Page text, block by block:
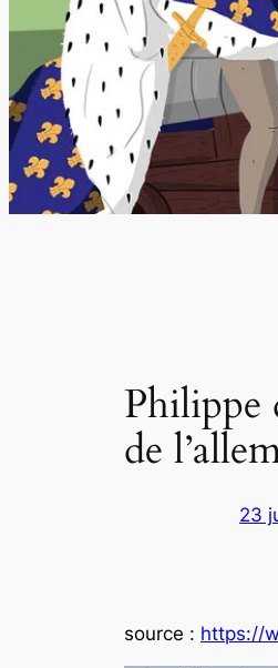
Philippe
de
23
source : https://